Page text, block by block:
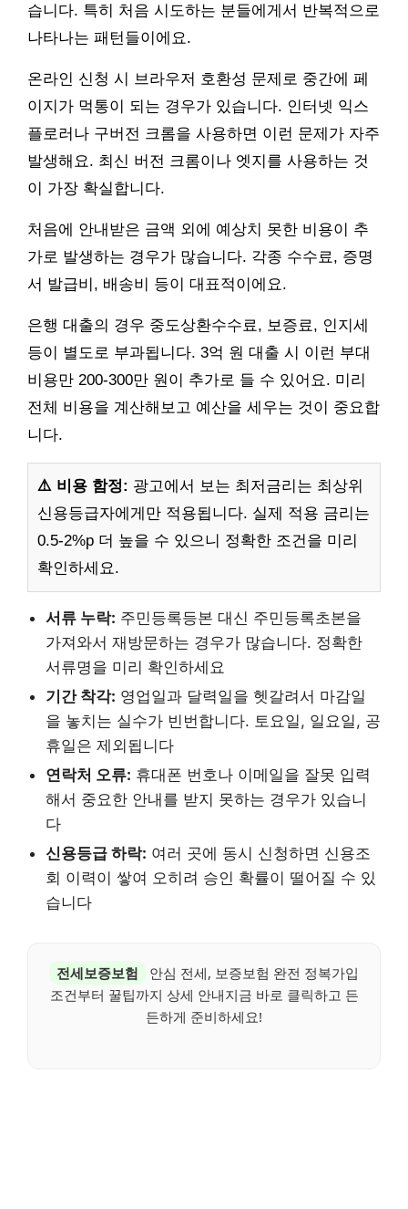
습니다. 특히 처음 시도하는 분들에게서 반복적으로
나타나는 패턴들이에요.
온라인 신청 시 브라우저 호환성 문제로 중간에 페
이지가 먹통이 되는 경우가 있습니다. 인터넷 익스
플로러나 구버전 크롬을 사용하면 이런 문제가 자주
발생해요. 최신 버전 크롬이나 엣지를 사용하는 것
이 가장 확실합니다.
처음에 안내받은 금액 외에 예상치 못한 비용이 추
가로 발생하는 경우가 많습니다. 각종 수수료, 증명
서 발급비, 배송비 등이 대표적이에요.
은행 대출의 경우 중도상환수수료, 보증료, 인지세
등이 별도로 부과됩니다. 3억 원 대출 시 이런 부대
비용만 200-300만 원이 추가로 들 수 있어요. 미리
전체 비용을 계산해보고 예산을 세우는 것이 중요합
니다.
⚠️ 비용 함정: 광고에서 보는 최저금리는 최상위
신용등급자에게만 적용됩니다. 실제 적용 금리는
0.5-2%p 더 높을 수 있으니 정확한 조건을 미리
확인하세요.
서류 누락: 주민등록등본 대신 주민등록초본을
가져와서 재방문하는 경우가 많습니다. 정확한
서류명을 미리 확인하세요
기간 착각: 영업일과 달력일을 헷갈려서 마감일
을 놓치는 실수가 빈번합니다. 토요일, 일요일, 공
휴일은 제외됩니다
연락처 오류: 휴대폰 번호나 이메일을 잘못 입력
해서 중요한 안내를 받지 못하는 경우가 있습니
다
신용등급 하락: 여러 곳에 동시 신청하면 신용조
회 이력이 쌓여 오히려 승인 확률이 떨어질 수 있
습니다
전세보증보험
안심 전세, 보증보험 완전 정복가입
조건부터 꿀팁까지 상세 안내지금 바로 클릭하고 든
든하게 준비하세요!